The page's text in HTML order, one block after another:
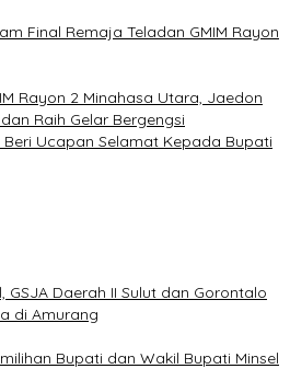
Final Remaja Teladan GMIM Rayon
Rayon 2 Minahasa Utara, Jaedon
Raih Gelar Bergengsi
Beri Ucapan Selamat Kepada Bupati
GSJA Daerah II Sulut dan Gorontalo
di Amurang
Bupati dan Wakil Bupati Minsel